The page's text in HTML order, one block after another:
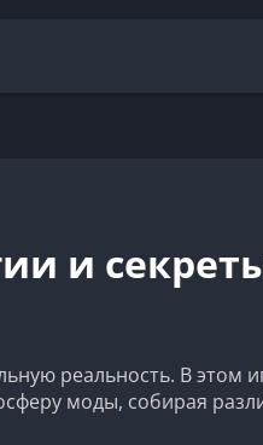
и
реальность. В этом
моды, собирая